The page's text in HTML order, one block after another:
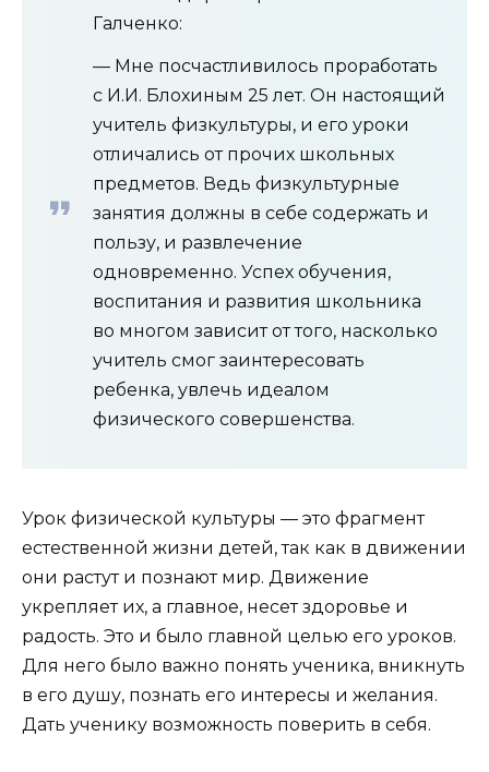
Галченко:
— Мне посчастливилось проработать
с И.И. Блохиным 25 лет. Он настоящий
учитель физкультуры, и его уроки
отличались от прочих школьных
предметов. Ведь физкультурные
занятия должны в себе содержать и
пользу, и развлечение
одновременно. Успех обучения,
воспитания и развития школьника
во многом зависит от того, насколько
учитель смог заинтересовать
ребенка, увлечь идеалом
физического совершенства.
Урок физической культуры — это фрагмент
естественной жизни детей, так как в движении
они растут и познают мир. Движение
укрепляет их, а главное, несет здоровье и
радость. Это и было главной целью его уроков.
Для него было важно понять ученика, вникнуть
в его душу, познать его интересы и желания.
Дать ученику возможность поверить в себя.